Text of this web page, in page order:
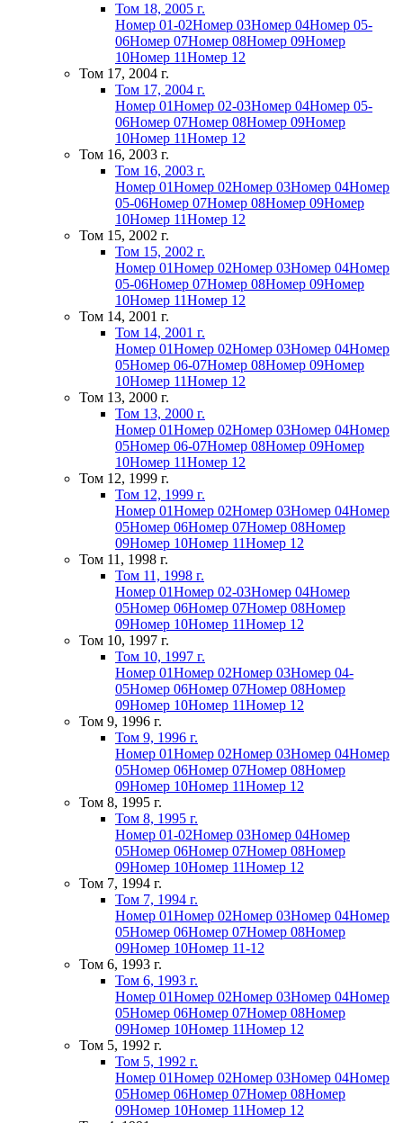
Том 18, 2005 г.
Номер 01-02Номер 03Номер 04Номер 05-
06Номер 07Номер 08Номер 09Номер
10Номер 11Номер 12
Том 17, 2004 г.
Том 17, 2004 г.
Номер 01Номер 02-03Номер 04Номер 05-
06Номер 07Номер 08Номер 09Номер
10Номер 11Номер 12
Том 16, 2003 г.
Том 16, 2003 г.
Номер 01Номер 02Номер 03Номер 04Номер
05-06Номер 07Номер 08Номер 09Номер
10Номер 11Номер 12
Том 15, 2002 г.
Том 15, 2002 г.
Номер 01Номер 02Номер 03Номер 04Номер
05-06Номер 07Номер 08Номер 09Номер
10Номер 11Номер 12
Том 14, 2001 г.
Том 14, 2001 г.
Номер 01Номер 02Номер 03Номер 04Номер
05Номер 06-07Номер 08Номер 09Номер
10Номер 11Номер 12
Том 13, 2000 г.
Том 13, 2000 г.
Номер 01Номер 02Номер 03Номер 04Номер
05Номер 06-07Номер 08Номер 09Номер
10Номер 11Номер 12
Том 12, 1999 г.
Том 12, 1999 г.
Номер 01Номер 02Номер 03Номер 04Номер
05Номер 06Номер 07Номер 08Номер
09Номер 10Номер 11Номер 12
Том 11, 1998 г.
Том 11, 1998 г.
Номер 01Номер 02-03Номер 04Номер
05Номер 06Номер 07Номер 08Номер
09Номер 10Номер 11Номер 12
Том 10, 1997 г.
Том 10, 1997 г.
Номер 01Номер 02Номер 03Номер 04-
05Номер 06Номер 07Номер 08Номер
09Номер 10Номер 11Номер 12
Том 9, 1996 г.
Том 9, 1996 г.
Номер 01Номер 02Номер 03Номер 04Номер
05Номер 06Номер 07Номер 08Номер
09Номер 10Номер 11Номер 12
Том 8, 1995 г.
Том 8, 1995 г.
Номер 01-02Номер 03Номер 04Номер
05Номер 06Номер 07Номер 08Номер
09Номер 10Номер 11Номер 12
Том 7, 1994 г.
Том 7, 1994 г.
Номер 01Номер 02Номер 03Номер 04Номер
05Номер 06Номер 07Номер 08Номер
09Номер 10Номер 11-12
Том 6, 1993 г.
Том 6, 1993 г.
Номер 01Номер 02Номер 03Номер 04Номер
05Номер 06Номер 07Номер 08Номер
09Номер 10Номер 11Номер 12
Том 5, 1992 г.
Том 5, 1992 г.
Номер 01Номер 02Номер 03Номер 04Номер
05Номер 06Номер 07Номер 08Номер
09Номер 10Номер 11Номер 12